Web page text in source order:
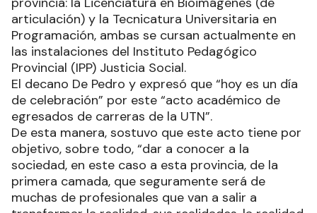
articulación) y la Tecnicatura Universitaria en
Programación, ambas se cursan actualmente en
las instalaciones del Instituto Pedagógico
Provincial (IPP) Justicia Social.
El decano De Pedro y expresó que “hoy es un día
de celebración” por este “acto académico de
egresados de carreras de la UTN”.
De esta manera, sostuvo que este acto tiene por
objetivo, sobre todo, “dar a conocer a la
sociedad, en este caso a esta provincia, de la
primera camada, que seguramente será de
muchas de profesionales que van a salir a